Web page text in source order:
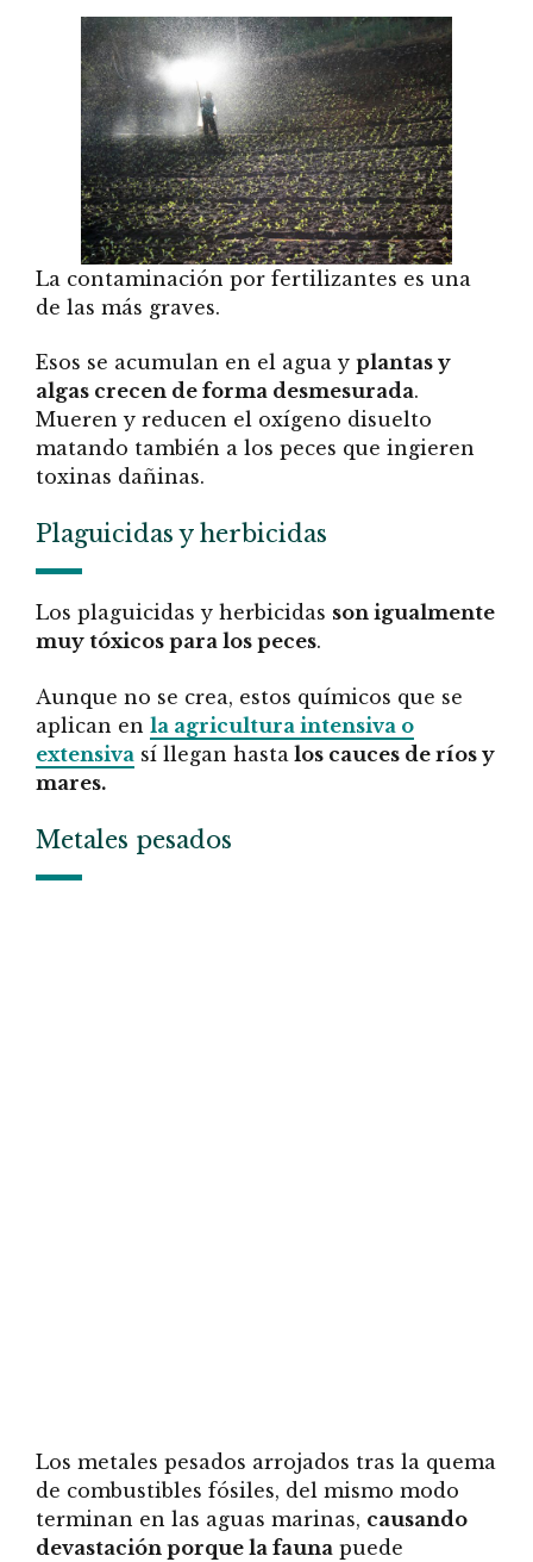
La contaminación por fertilizantes es una
de las más graves.
Esos se acumulan en el agua y plantas y
algas crecen de forma desmesurada.
Mueren y reducen el oxígeno disuelto
matando también a los peces que ingieren
toxinas dañinas.
Plaguicidas y herbicidas
Los plaguicidas y herbicidas son igualmente
muy tóxicos para los peces.
Aunque no se crea, estos químicos que se
aplican en la agricultura intensiva o
extensiva sí llegan hasta los cauces de ríos y
mares.
Metales pesados
Los metales pesados arrojados tras la quema
de combustibles fósiles, del mismo modo
terminan en las aguas marinas, causando
devastación porque la fauna puede